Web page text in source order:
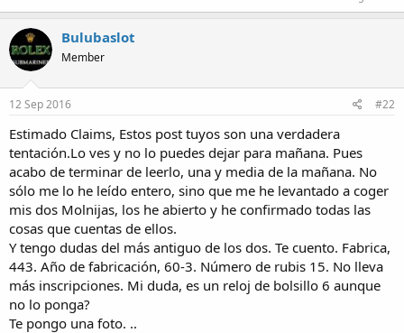
Bulubaslot
Member
12 Sep 2016 #22
Estimado Claims, Estos post tuyos son una verdadera
tentación.Lo ves y no lo puedes dejar para mañana. Pues
acabo de terminar de leerlo, una y media de la mañana. No
sólo me lo he leído entero, sino que me he levantado a coger
mis dos Molnijas, los he abierto y he confirmado todas las
cosas que cuentas de ellos.
Y tengo dudas del más antiguo de los dos. Te cuento. Fabrica,
443. Año de fabricación, 60-3. Número de rubis 15. No lleva
más inscripciones. Mi duda, es un reloj de bolsillo 6 aunque
no lo ponga?
Te pongo una foto. ..